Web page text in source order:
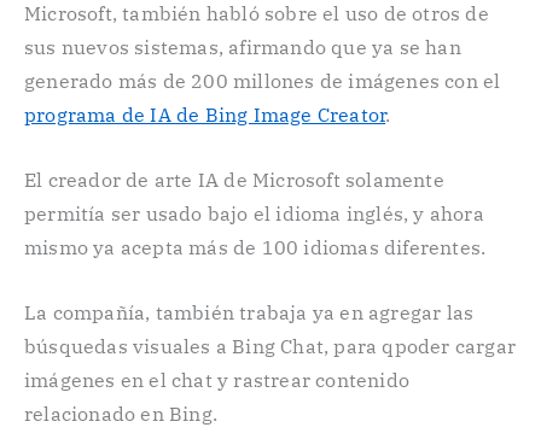
Microsoft, también habló sobre el uso de otros de
sus nuevos sistemas, afirmando que ya se han
generado más de 200 millones de imágenes con el
programa de IA de Bing Image Creator.
El creador de arte IA de Microsoft solamente
permitía ser usado bajo el idioma inglés, y ahora
mismo ya acepta más de 100 idiomas diferentes.
La compañía, también trabaja ya en agregar las
búsquedas visuales a Bing Chat, para qpoder cargar
imágenes en el chat y rastrear contenido
relacionado en Bing.